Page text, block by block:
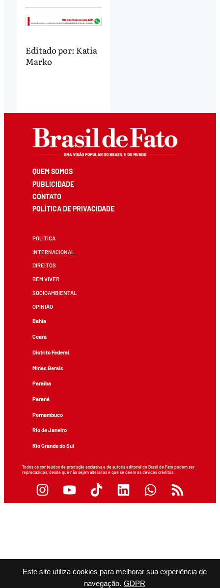
Este site utiliza cookies para melhorar sua experiência de
navegação. GDPR
Editado por: Katia
Marko
QUEM SOMOS
PUBLICIDADE
CONTATO
POLÍTICA DE PRIVACIDADE
POLÍTICA
INTERNACIONAL
DIREITOS
BEM VIVER
SOCIOAMBIENTAL
OPINIÃO
Bahia
Ceará
Distrito Federal
Minas Gerais
Paraíba
Paraná
Pernambuco
Rio de Janeiro
Rio Grande do Sul
Todos os conteúdos de produção exclusiva e de autoria editorial do Brasil de Fato podem ser
reproduzidos, desde que não sejam alterados e que se deem os devidos créditos.